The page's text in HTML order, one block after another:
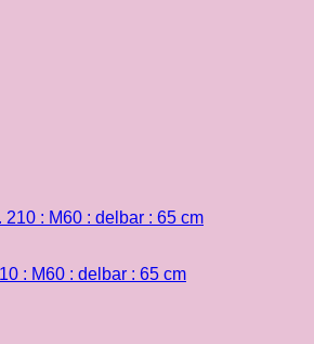
: M60 : delbar : 65 cm